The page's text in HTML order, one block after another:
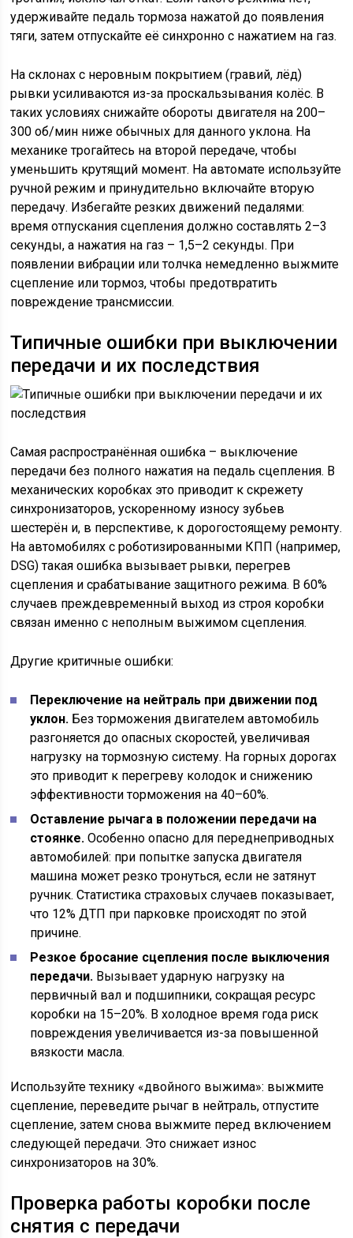
удерживайте педаль тормоза нажатой до появления
тяги, затем отпускайте её синхронно с нажатием на газ.
На склонах с неровным покрытием (гравий, лёд)
рывки усиливаются из-за проскальзывания колёс. В
таких условиях снижайте обороты двигателя на 200–
300 об/мин ниже обычных для данного уклона. На
механике трогайтесь на второй передаче, чтобы
уменьшить крутящий момент. На автомате используйте
ручной режим и принудительно включайте вторую
передачу. Избегайте резких движений педалями:
время отпускания сцепления должно составлять 2–3
секунды, а нажатия на газ – 1,5–2 секунды. При
появлении вибрации или толчка немедленно выжмите
сцепление или тормоз, чтобы предотвратить
повреждение трансмиссии.
Типичные ошибки при выключении
передачи и их последствия
Самая распространённая ошибка – выключение
передачи без полного нажатия на педаль сцепления. В
механических коробках это приводит к скрежету
синхронизаторов, ускоренному износу зубьев
шестерён и, в перспективе, к дорогостоящему ремонту.
На автомобилях с роботизированными КПП (например,
DSG) такая ошибка вызывает рывки, перегрев
сцепления и срабатывание защитного режима. В 60%
случаев преждевременный выход из строя коробки
связан именно с неполным выжимом сцепления.
Другие критичные ошибки:
Переключение на нейтраль при движении под
уклон. Без торможения двигателем автомобиль
разгоняется до опасных скоростей, увеличивая
нагрузку на тормозную систему. На горных дорогах
это приводит к перегреву колодок и снижению
эффективности торможения на 40–60%.
Оставление рычага в положении передачи на
стоянке. Особенно опасно для переднеприводных
автомобилей: при попытке запуска двигателя
машина может резко тронуться, если не затянут
ручник. Статистика страховых случаев показывает,
что 12% ДТП при парковке происходят по этой
причине.
Резкое бросание сцепления после выключения
передачи. Вызывает ударную нагрузку на
первичный вал и подшипники, сокращая ресурс
коробки на 15–20%. В холодное время года риск
повреждения увеличивается из-за повышенной
вязкости масла.
Используйте технику «двойного выжима»: выжмите
сцепление, переведите рычаг в нейтраль, отпустите
сцепление, затем снова выжмите перед включением
следующей передачи. Это снижает износ
синхронизаторов на 30%.
Проверка работы коробки после
снятия с передачи